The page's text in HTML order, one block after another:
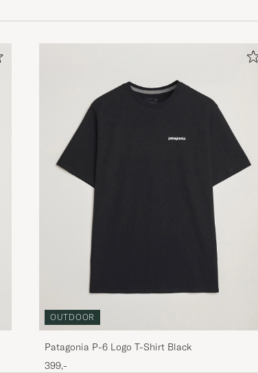
OUTDOOR
Patagonia P-6 Logo T-Shirt Black
399,-